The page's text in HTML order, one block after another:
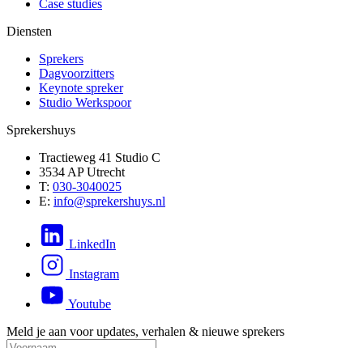
Case studies
Diensten
Sprekers
Dagvoorzitters
Keynote spreker
Studio Werkspoor
Sprekershuys
Tractieweg 41 Studio C
3534 AP Utrecht
T: 030-3040025
E: info@sprekershuys.nl
LinkedIn
Instagram
Youtube
Meld je aan voor updates, verhalen & nieuwe sprekers